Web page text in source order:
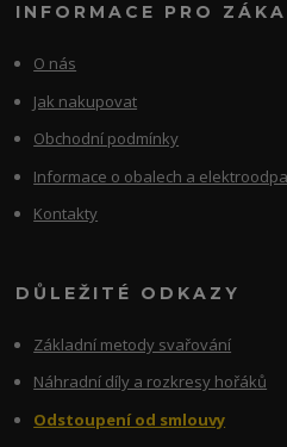
INFORMACE PRO
O nás
Jak nakupovat
Obchodní podmínky
Informace o obalech a
Kontakty
DŮLEŽITÉ ODKAZY
Základní metody svařování
Náhradní díly a rozkresy hořáků
Odstoupení od smlouvy